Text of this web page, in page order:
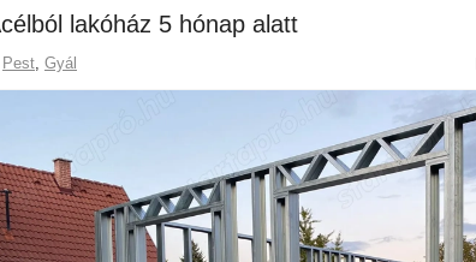
Acélból lakóház 5 hónap alatt
Pest, Gyál